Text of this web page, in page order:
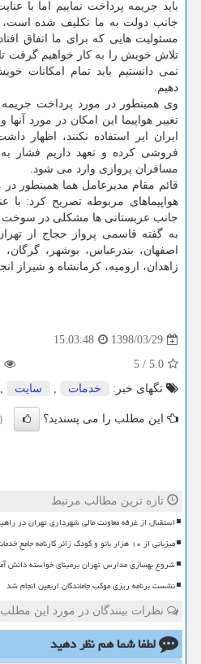
باید جریمه پرداخت نماییم اما با
جانب دولت به ما تكلیف شده
مسئولیت هایی كه برای ما اتفاق
تلاش خویش را به كار خواهیم گرفت
نمی دانستیم باید تمام امكانات
دهیم.
وی همینطور در مورد پرداخت جریمه
تغییر هواپیما این امكان در مورد آنها
ایران ایر استفاده نكنند، اظهار
فروشی كرده و تعهد داریم فشار به
مسافران پروازی وارد می شود.
قائم مقام مدیرعامل هما همینطور
هواپیماهای مربوطه تصریح كرد: با
جانب عربستانی ها مشكلی در سوخت
به گفته قاسمی پرواز حجاج از
اصفهان، بندرعباس، بوشهر،
زاهدان، ارومیه، كرمانشاه و شیراز
1398/03/29
15:03:48
5.0
/
5
تگهای خبر:
خدمات , سایت ,
این مطلب را می پسندید؟ (1)
تازه ترین مطالب مرتبط
استقبال از غرفه معاونت مالی شهرداری تهران در
میزبانی از ۱۰ هزار بانو و کودک زائر کارنامه جامع خدمات قرارگاه زینبیه
شروع بهسازی مدارس تهران برمبنای خواسته دانش
نشست برنامه ریزی موکب جاماندگان اربعین انجام شد
نظرات بینندگان در مورد این مطلب
لطفا شما همنظر دهید